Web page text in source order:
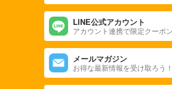
LINE公式アカウント
アカウント連携で限定クーポ
メールマガジン
お得な最新情報を受け取ろう！